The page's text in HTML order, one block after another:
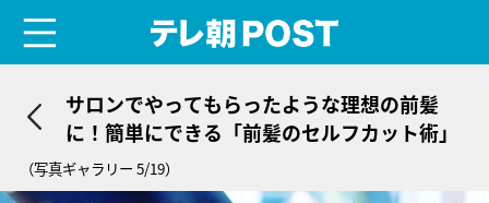
サロンでやってもらったような理想の前髪
に！簡単にできる「前髪のセルフカット術」
（写真ギャラリー 5/19）